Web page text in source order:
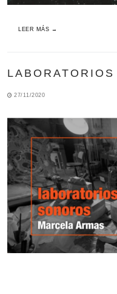
LEER MÁS →
27/11/2020